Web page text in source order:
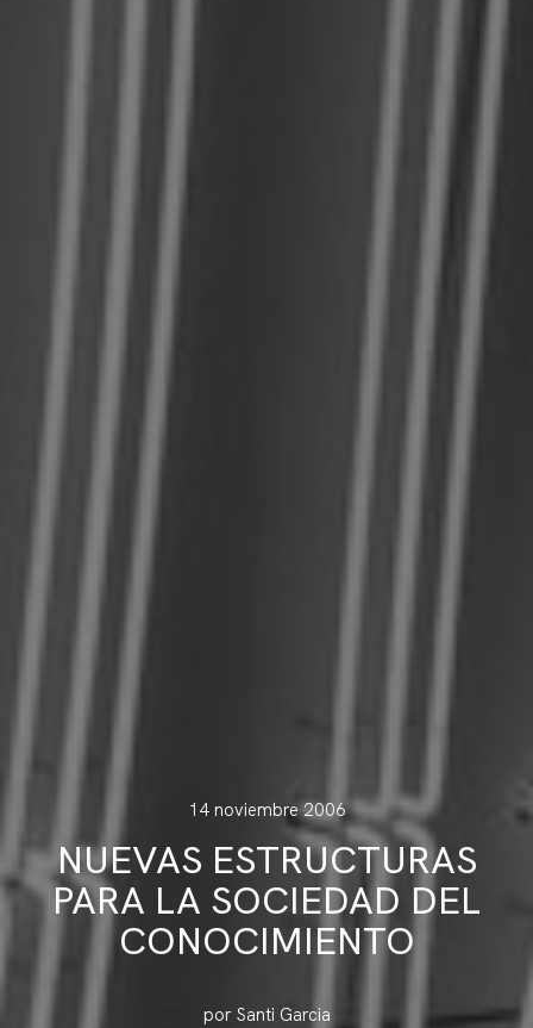
14 noviembre 2006
NUEVAS ESTRUCTURAS
PARA LA SOCIEDAD DEL
CONOCIMIENTO
por Santi Garcia